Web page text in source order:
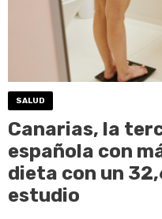
SALUD
Canarias, la
española con
dieta con un
estudio